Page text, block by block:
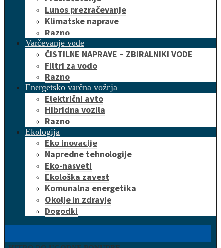
Lunos prezračevanje
Klimatske naprave
Razno
Varčevanje vode
ČISTILNE NAPRAVE – ZBIRALNIKI VODE
Filtri za vodo
Razno
Energetsko varčna vožnja
Električni avto
Hibridna vozila
Razno
Ekologija
Eko inovacije
Napredne tehnologije
Eko-nasveti
Ekološka zavest
Komunalna energetika
Okolje in zdravje
Dogodki